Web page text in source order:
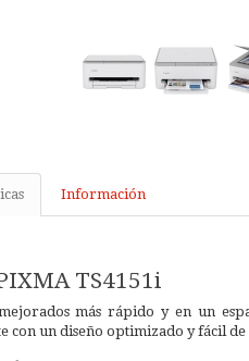
Información
TS4151i
mejorados más rápido y en un
con un diseño optimizado y fácil de